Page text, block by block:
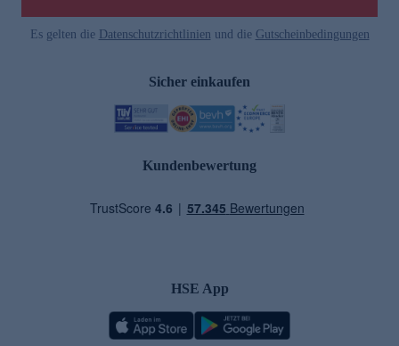
Es gelten die Datenschutzrichtlinien und die Gutscheinbedingungen
Sicher einkaufen
Kundenbewertung
HSE App